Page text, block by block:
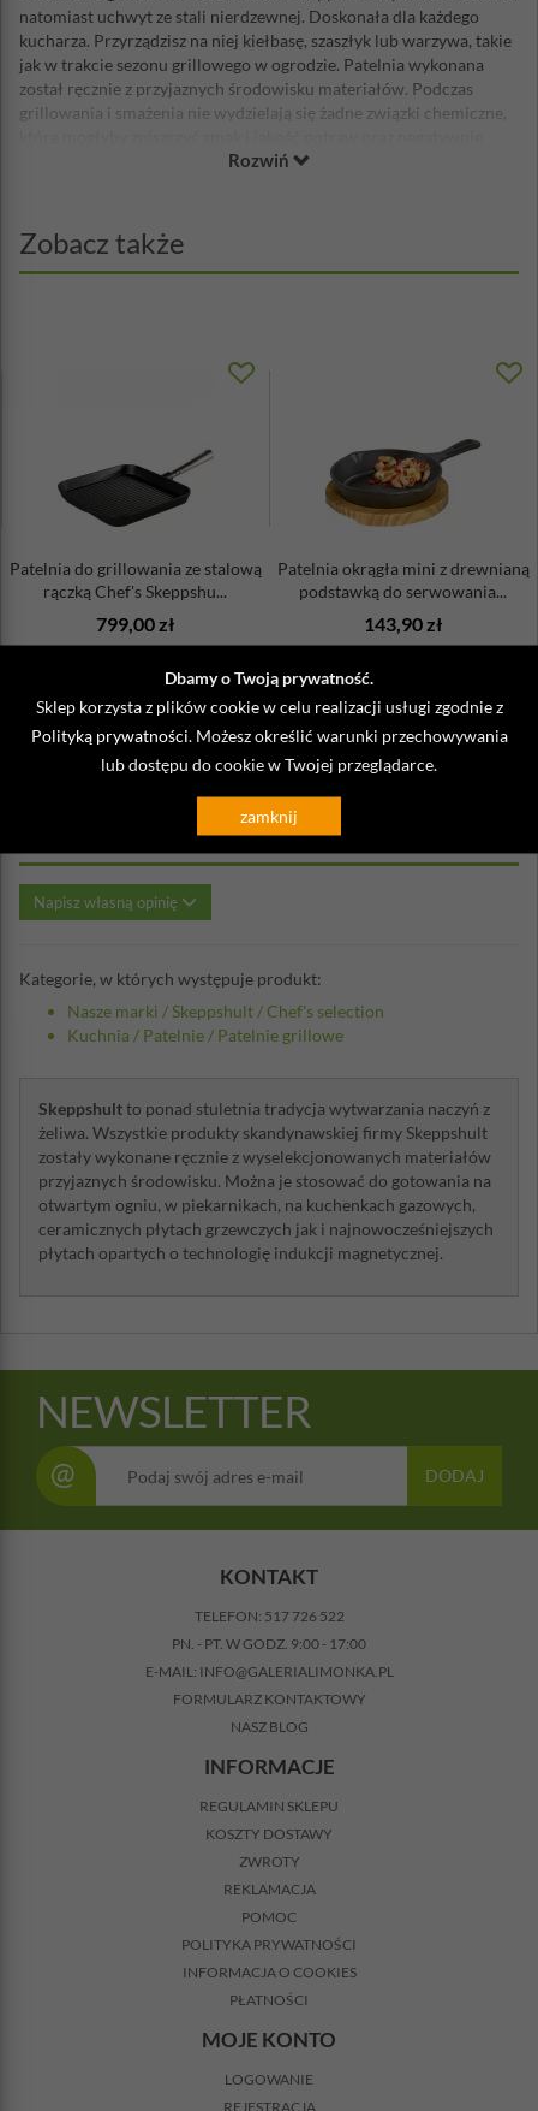
Dbamy o Twoją prywatność.
Sklep korzysta z plików cookie w celu realizacji usługi zgodnie z
Polityką prywatności . Możesz określić warunki przechowywania
lub dostępu do cookie w Twojej przeglądarce.
zamknij
natomiast uchwyt ze stali nierdzewnej. Doskonała dla każdego
kucharza. Przyrządzisz na niej kiełbasę, szaszłyk lub warzywa, takie
jak w trakcie sezonu grillowego w ogrodzie. Patelnia wykonana
został ręcznie z przyjaznych środowisku materiałów. Podczas
grillowania i smażenia nie wydzielają się żadne związki chemiczne,
działać na organizm człowieka. Patelnia doskonała jest do
zapewnia doskonały efekt gotowania, smażenia i duszenia,
dodatkowo oszczędzamy zużywaną energię. Codzienne używanie
tej patelni sprawia, że coraz bardziej docenimy jej zalety.
Wymiary wewnętrzne: 22x22cm
Patelni można używać na kuchence gazowej i kuchenkach ze
wszystkimi rodzajami płyt grzewczych, oraz na otwartym
ogniu
Łatwość w codziennej pielęgnacji
Nie wydziela związków chemicznych
Rozwiń
Zobacz także
Patelnia do grillowania ze stalową
rączką Chef's Skeppshu...
799,00 zł
Patelnia okrągła mini z drewnianą
podstawką do serwowania...
143,90 zł
Opinie o Patelnia do grillowania ze
stalową rączką Chef's Skeppshult
Napisz własną opinię
Kategorie, w których występuje produkt:
Nasze marki /Skeppshult /Chef's selection
Kuchnia / Patelnie / Patelnie grillowe
Skeppshultto ponad stuletnia tradycja wytwarzania naczyń z
żeliwa. Wszystkie produkty skandynawskiej firmy Skeppshult
zostały wykonane ręcznie z wyselekcjonowanych materiałów
przyjaznych środowisku. Można je stosować do gotowania na
otwartym ogniu, w piekarnikach, na kuchenkach gazowych,
ceramicznych płytach grzewczych jak i najnowocześniejszych
płytach opartych o technologię indukcji magnetycznej.
NEWSLETTER
@ DODAJ
KONTAKT
TELEFON: 517 726 522
PN. - PT. W GODZ. 9:00 - 17:00
E-MAIL: INFO@GALERIALIMONKA.PL
FORMULARZ KONTAKTOWY
NASZ BLOG
INFORMACJE
REGULAMIN SKLEPU
KOSZTY DOSTAWY
ZWROTY
REKLAMACJA
POMOC
POLITYKA PRYWATNOŚCI
INFORMACJA O COOKIES
PŁATNOŚCI
MOJE KONTO
LOGOWANIE
REJESTRACJA